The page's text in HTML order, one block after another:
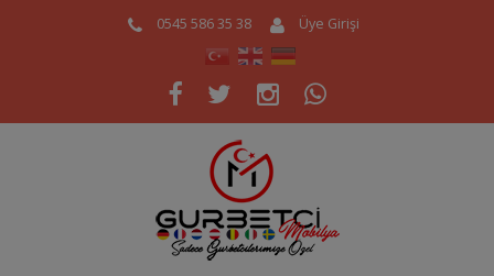
0545 586 35 38 Üye Girişi